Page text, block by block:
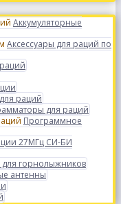
Аккумуляторные
Аксессуары для раций по
раций
для раций
Программное
27МГц СИ-БИ
для горнолыжников
антенны